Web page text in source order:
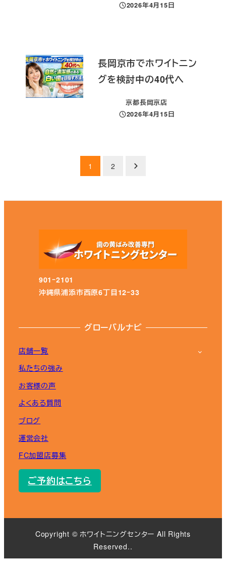
投稿日
2026年4月15日
長岡京市でホワイトニン
グを検討中の40代へ
京都長岡京店
投稿日
2026年4月15日
ペ
ー
ジ
送
1 2
901ｰ2101
沖縄県浦添市西原6丁目12ｰ33
グローバルナビ
店舗一覧
私たちの強み
お客様の声
よくある質問
ブログ
運営会社
FC加盟店募集
ご予約はこちら
Copyright ©︎ ホワイトニングセンター All Rights
Reserved..